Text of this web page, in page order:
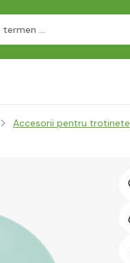
Accesorii pentru trotinete